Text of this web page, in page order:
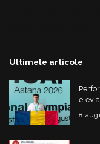
Ultimele articole
elev
8